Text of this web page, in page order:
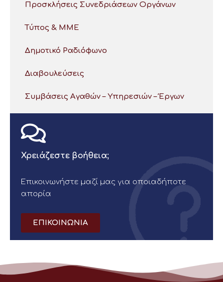
Προσκλήσεις Συνεδριάσεων Οργάνων
Τύπος & ΜΜΕ
Δημοτικό Ραδιόφωνο
Διαβουλεύσεις
Συμβάσεις Αγαθών – Υπηρεσιών – Έργων
Χρειάζεστε βοήθεια;
Επικοινωνήστε μαζί μας για οποιαδήποτε
απορία
ΕΠΙΚΟΙΝΩΝΙΑ